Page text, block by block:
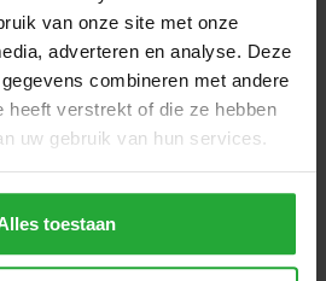
van onze site met onze
adverteren en analyse. Deze
combineren met andere
heeft verstrekt of die ze hebben
uw gebruik van hun services.
toestaan
Colourfull Geel